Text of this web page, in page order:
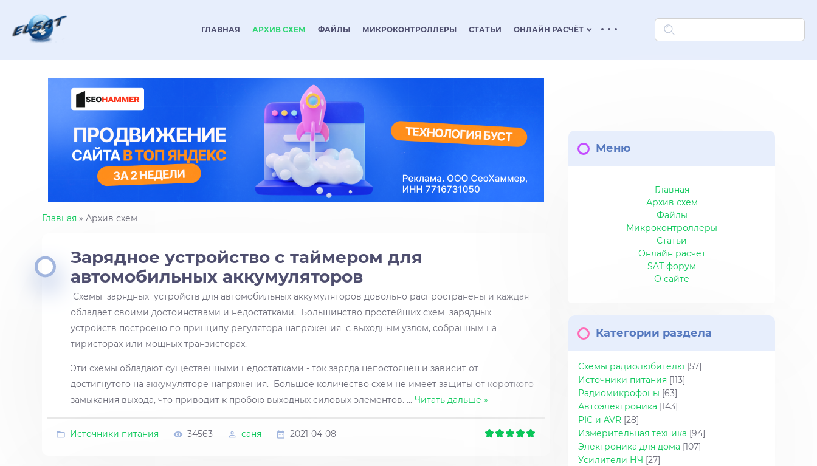
ГЛАВНАЯ АРХИВ СХЕМ ФАЙЛЫ МИКРОКОНТРОЛЛЕРЫ СТАТЬИ ОНЛАЙН РАСЧЁТ keyboard_arrow_down
Главная » Архив схем
Зарядное устройство с таймером для
автомобильных аккумуляторов
Схемы зарядных устройств для автомобильных аккумуляторов довольно распространены и каждая
обладает своими достоинствами и недостатками. Большинство простейших схем зарядных
устройств построено по принципу регулятора напряжения с выходным узлом, собранным на
тиристорах или мощных транзисторах.
Эти схемы обладают существенными недостатками - ток заряда непостоянен и зависит от
достигнутого на аккумуляторе напряжения. Большое количество схем не имеет защиты от короткого
замыкания выхода, что приводит к пробою выходных силовых элементов. ... Читать дальше »
Источники питания 34563 саня 2021-04-08
Меню
Главная
Архив схем
Файлы
Микроконтроллеры
Статьи
Онлайн расчёт
SAT форум
О сайте
Категории раздела
Схемы радиолюбителю [57]
Источники питания [113]
Радиомикрофоны [63]
Автоэлектроника [143]
PIC и AVR [28]
Измерительная техника [94]
Электроника для дома [107]
Усилители НЧ [27]